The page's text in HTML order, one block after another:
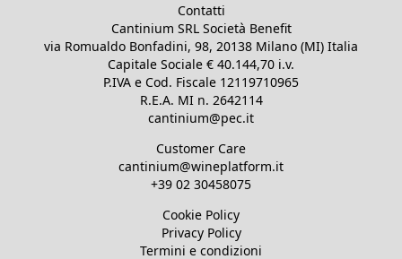
Contatti
Cantinium SRL Società Benefit
via Romualdo Bonfadini, 98, 20138 Milano (MI) Italia
Capitale Sociale € 40.144,70 i.v.
P.IVA e Cod. Fiscale 12119710965
R.E.A. MI n. 2642114
cantinium@pec.it
Customer Care
cantinium@wineplatform.it
+39 02 30458075
Cookie Policy
Privacy Policy
Termini e condizioni